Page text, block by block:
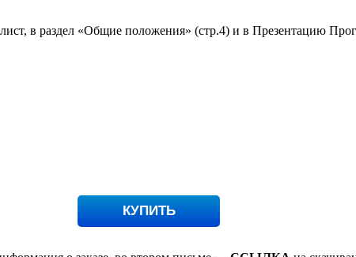
в раздел «Общие положения» (стр.4) и в Презентацию
КУПИТЬ